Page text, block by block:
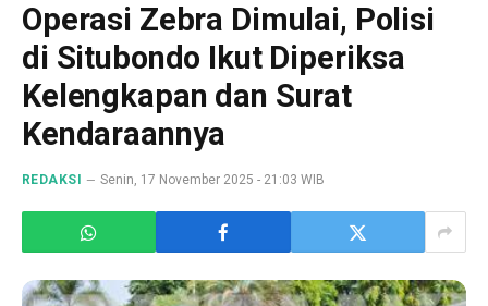
Operasi Zebra Dimulai, Polisi
di Situbondo Ikut Diperiksa
Kelengkapan dan Surat
Kendaraannya
REDAKSI Senin, 17 November 2025 - 21:03 WIB